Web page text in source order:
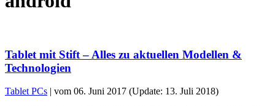
Tablet mit Stift – Alles zu aktuellen Modellen &
Technologien
Tablet PCs | vom 06. Juni 2017 (Update: 13. Juli 2018)